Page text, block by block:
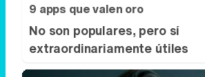
9 apps que valen oro
No son populares, pero sí
extraordinariamente útiles